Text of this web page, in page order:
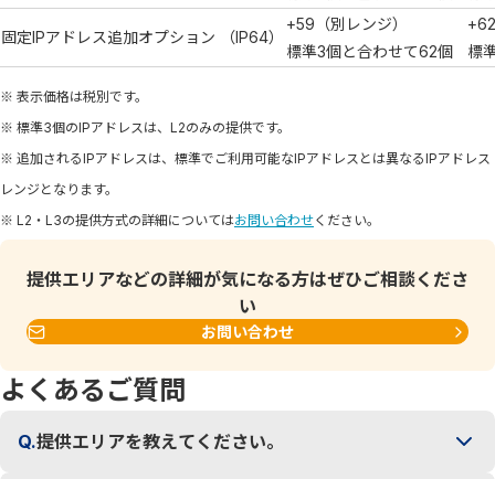
固定IPアドレス追加オプション （IP64）
+59（別レンジ）
標準3個と合わせて62個
標
※ 表示価格は税別です。
※ 標準3個のIPアドレスは、L2のみの提供です。
※ 追加されるIPアドレスは、標準でご利用可能なIPアドレスとは異なるIPアドレス
レンジとなります。
※ L2・L3の提供方式の詳細についてはお問い合わせください。
提供エリアなどの詳細が気になる方はぜひご相談くださ
い
お問い合わせ
よくあるご質問
Q.提供エリアを教えてください。